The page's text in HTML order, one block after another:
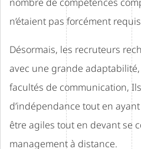
n’étaient pas forcément
Désormais, les recruteurs
avec une grande adaptabilité,
facultés de communication,
d’indépendance tout en
être agiles tout en devant se
management à distance.